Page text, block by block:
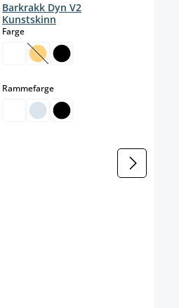
tilgjengelig.)
Barkrakk Dyn V2
Kunstskinn
Fargeselect
(Dette alternativet er
Rammefargeselect